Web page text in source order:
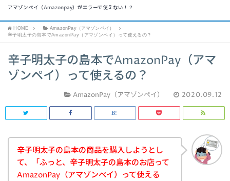
アマゾンペイ（Amazonpay）がエラーで使えない！？
HOME
AmazonPay（アマゾンペイ）
辛子明太子の島本でAmazonPay（アマゾンペイ）って使えるの？
辛子明太子の島本でAmazonPay（アマ
ゾンペイ）って使えるの？
AmazonPay（アマゾンペイ） 2020.09.12
辛子明太子の島本の商品を購入しようとし
て、「ふっと、辛子明太子の島本のお店って
AmazonPay（アマゾンペイ）って使える